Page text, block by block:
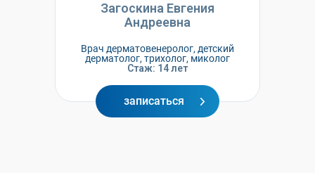
Загоскина Евгения
Андреевна
Врач дерматовенеролог, детский
дерматолог, трихолог, миколог
Стаж: 14 лет
записаться